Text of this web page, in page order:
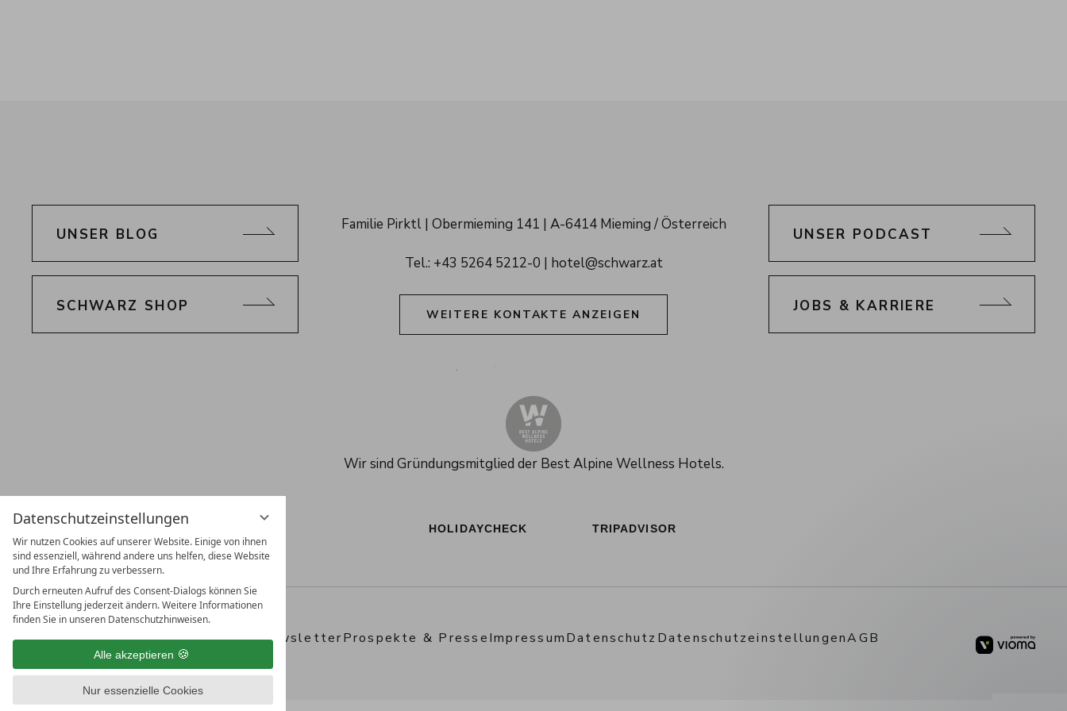
Datenschutzeinstellungen
Wir nutzen Cookies auf unserer Website. Einige von ihnen
sind essenziell, während andere uns helfen, diese Website
und Ihre Erfahrung zu verbessern.
Durch erneuten Aufruf des Consent-Dialogs können Sie
Ihre Einstellung jederzeit ändern. Weitere Informationen
finden Sie in unseren Datenschutzhinweisen.
Alle akzeptieren
Nur essenzielle Cookies
UNSER BLOG
SCHWARZ SHOP
Schwarz
Familie Pirktl Obermieming 141 A-6414 Mieming / Österreich
Tel.: +43 5264 5212-0 hotel@schwarz.at
WEITERE KONTAKTE ANZEIGEN
Wir sind Gründungsmitglied der Best Alpine Wellness Hotels.
HOLIDAYCHECK TRIPADVISOR
UNSER PODCAST
JOBS & KARRIERE
FAQAnreiseWebcamGutscheineNewsletterProspekte & PresseImpressumDatenschutz DatenschutzeinstellungenAGB